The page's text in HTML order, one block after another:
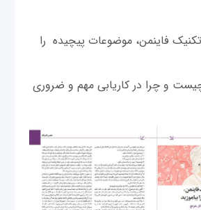
تکنیک فاینمن، موضوعات پیچیده را
و چرا در کاریابی مهم و ضروری